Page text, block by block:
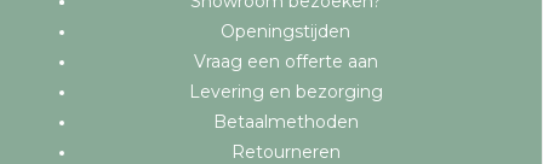
Openingstijden
Vraag een offerte aan
Levering en bezorging
Betaalmethoden
Retourneren